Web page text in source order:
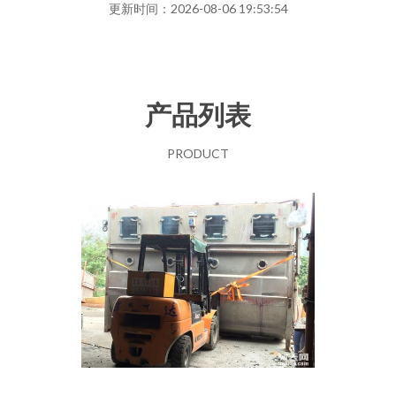
更新时间：2026-08-06 19:53:54
产品列表
PRODUCT